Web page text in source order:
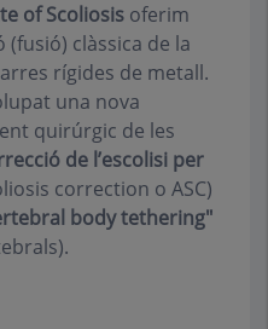
of Scoliosis oferim
clàssica de la
rígides de metall.
una nova
quirúrgic de les
de l’escolisi per
correction o ASC)
body tethering"